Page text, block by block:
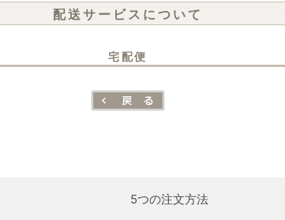
配送サービスについて
宅配便
5つの注文方法